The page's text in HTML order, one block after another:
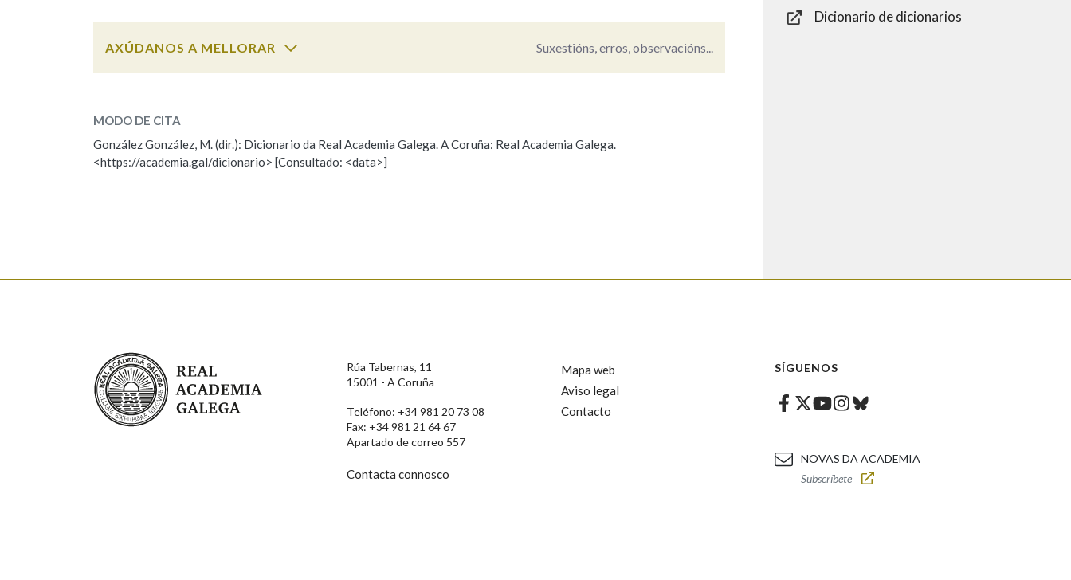
AXÚDANOS A MELLORAR Suxestións, erros, observacións...
ESCOLLE UNHA OPCIÓN:
Observación Hai un erro na palabra Propoño mellorar a definición
Comentario
MODO DE CITA
González González, M. (dir.): Dicionario da Real Academia Galega. A Coruña: Real Academia Galega.
<https://academia.gal/dicionario> [Consultado: <data>]
Dicionario de dicionarios
Real Academia Galega
Rúa Tabernas, 11
15001 - A Coruña
Teléfono: +34 981 20 73 08
Fax: +34 981 21 64 67
Apartado de correo 557
Contacta connosco
Mapa web
Aviso legal
Contacto
SÍGUENOS
Facebook
Twitter
Youtube
Instagram
Bluesky
NOVAS DA ACADEMIA
Subscríbete